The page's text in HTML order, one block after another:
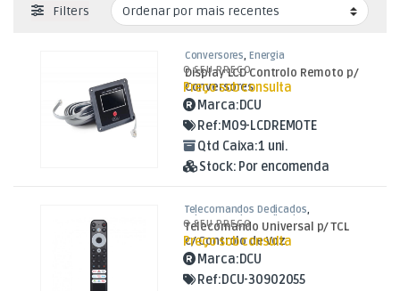
Filters
Conversores, Energia
Display LCD Controlo Remoto p/
Conversores
O SEU PREÇO
Preço sob consulta
Marca:DCU
Ref:M09-LCDREMOTE
Qtd Caixa:1 uni.
Stock: Por encomenda
Telecomandos Dedicados,
Telecomandos Dedicados para TCL
TV Aúdio e Vídeo
Telecomando Universal p/ TCL
c/ Controlo de Voz
O SEU PREÇO
Preço sob consulta
Marca:DCU
Ref:DCU-30902055